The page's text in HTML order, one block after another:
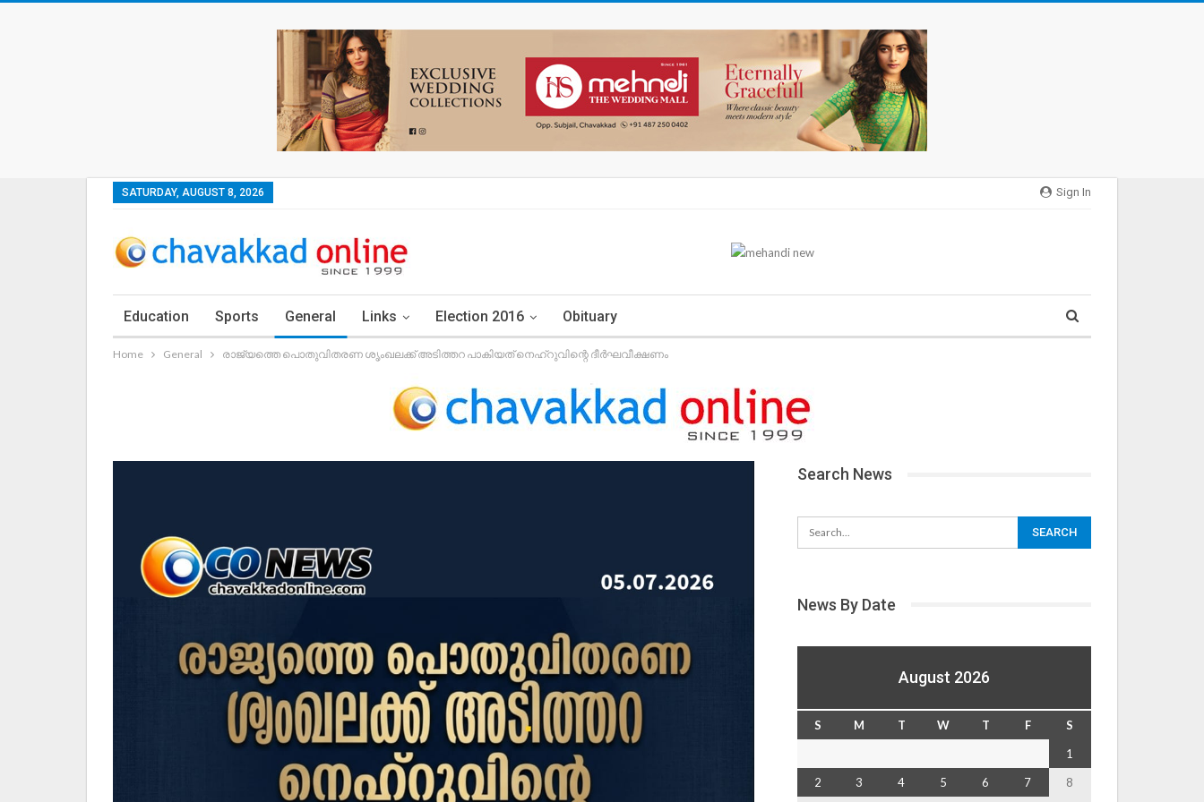
Sign In
SATURDAY, AUGUST 8, 2026
Education Sports General Links Election 2016 Obituary
Home General രാജ്യത്തെ പൊതുവിതരണ ശൃംഖലക്ക് അടിത്തറ പാകിയത് നെഹ്റുവിന്റെ ദീർഘവീക്ഷണം
Search News
News By Date
August 2026
S M T W T F
S
1
2
3 4 5 6 7 8